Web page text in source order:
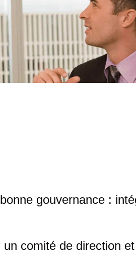
gouvernance :
comité de direction